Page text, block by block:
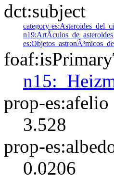
dct:subject
category-
n19:ArtÃ­culos_de_asteroides
prop-es:afelio
3.528
prop-
0.0206